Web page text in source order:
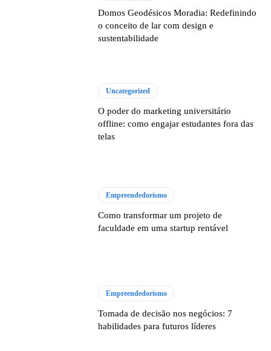
Domos Geodésicos Moradia: Redefinindo
o conceito de lar com design e
sustentabilidade
Uncategorized
O poder do marketing universitário
offline: como engajar estudantes fora das
telas
Empreendedorismo
Como transformar um projeto de
faculdade em uma startup rentável
Empreendedorismo
Tomada de decisão nos negócios: 7
habilidades para futuros líderes